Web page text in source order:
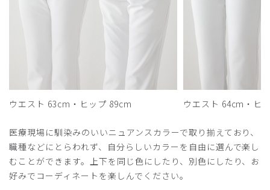
ウエスト 63cm・ヒップ 89cm ウエスト 64cm・ヒ
医療現場に馴染みのいいニュアンスカラーで取り揃えており、
職種などにとらわれず、自分らしいカラーを自由に選んで楽し
むことができます。上下を同じ色にしたり、別色にしたり、お
好みでコーディネートを楽しんでください。